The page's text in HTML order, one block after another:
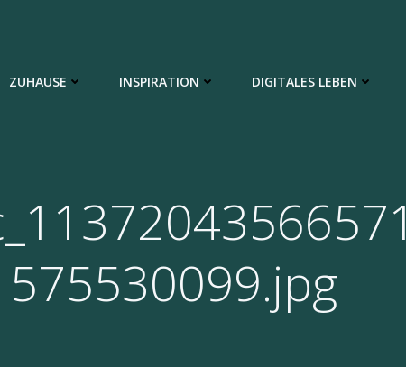
ZUHAUSE INSPIRATION DIGITALES LEBEN
575530099.jpg